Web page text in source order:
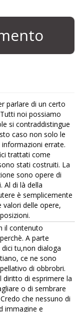
parlare di un certo
noi possiamo
si contraddistingue
caso non solo le
errate.
trattati come
stati costruiti. La
sono opere di
Al di là della
è semplicemente
delle opere,
il contenuto
A parte
tu,non dialoga
ce ne sono
di obbrobri.
diritto di esprimere la
o di sembrare
che nessuno di
immagine e